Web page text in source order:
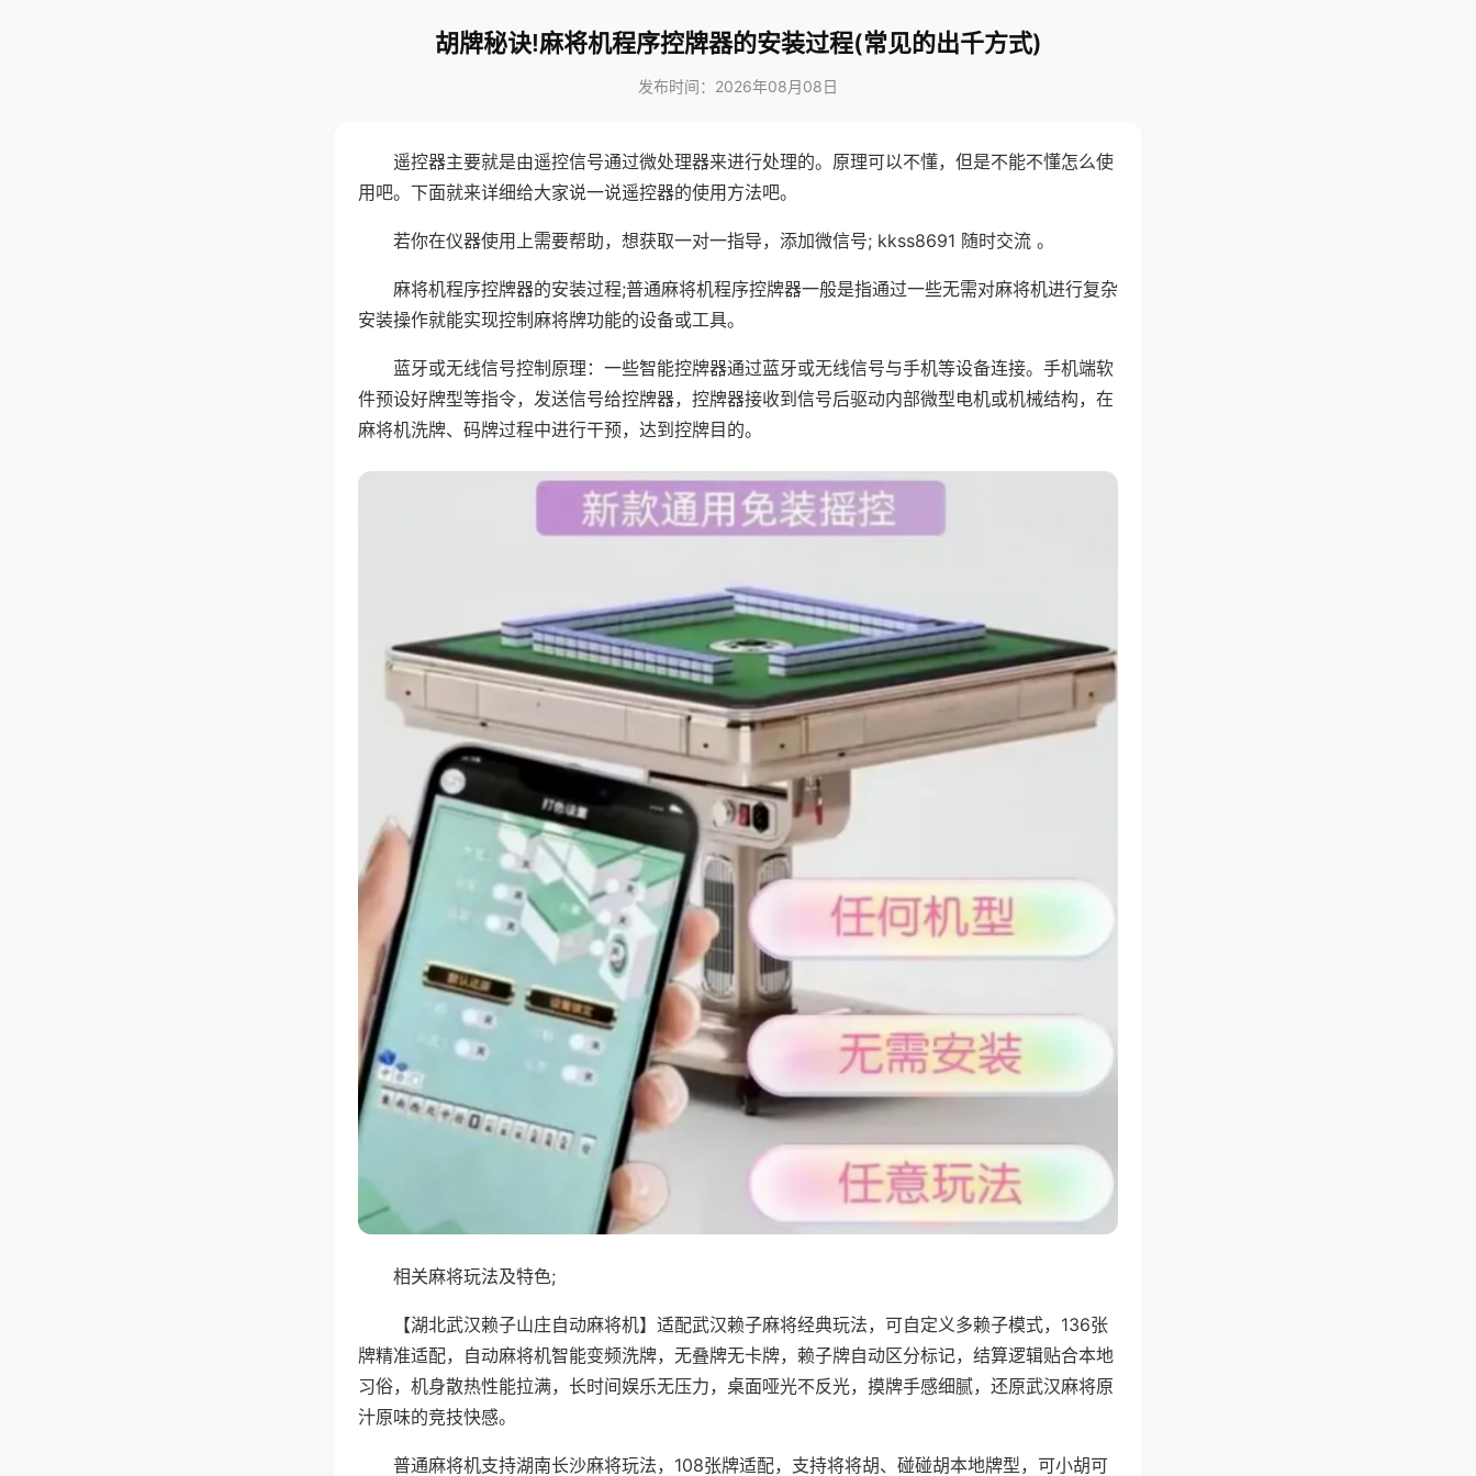
胡牌秘诀!麻将机程序控牌器的安装过程(常见的出千方式)
发布时间：2026年08月08日
遥控器主要就是由遥控信号通过微处理器来进行处理的。原理可以不懂，但是不能不懂怎么使
用吧。下面就来详细给大家说一说遥控器的使用方法吧。
若你在仪器使用上需要帮助，想获取一对一指导，添加微信号; kkss8691 随时交流 。
麻将机程序控牌器的安装过程;普通麻将机程序控牌器一般是指通过一些无需对麻将机进行复杂
安装操作就能实现控制麻将牌功能的设备或工具。
蓝牙或无线信号控制原理：一些智能控牌器通过蓝牙或无线信号与手机等设备连接。手机端软
件预设好牌型等指令，发送信号给控牌器，控牌器接收到信号后驱动内部微型电机或机械结构，在
麻将机洗牌、码牌过程中进行干预，达到控牌目的。
相关麻将玩法及特色;
【湖北武汉赖子山庄自动麻将机】适配武汉赖子麻将经典玩法，可自定义多赖子模式，136张
牌精准适配，自动麻将机智能变频洗牌，无叠牌无卡牌，赖子牌自动区分标记，结算逻辑贴合本地
习俗，机身散热性能拉满，长时间娱乐无压力，桌面哑光不反光，摸牌手感细腻，还原武汉麻将原
汁原味的竞技快感。
普通麻将机支持湖南长沙麻将玩法，108张牌适配，支持将将胡、碰碰胡本地牌型，可小胡可